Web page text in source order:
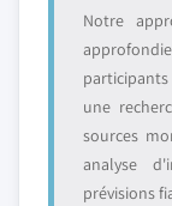
Notre
une
sources
analyse
prévisions